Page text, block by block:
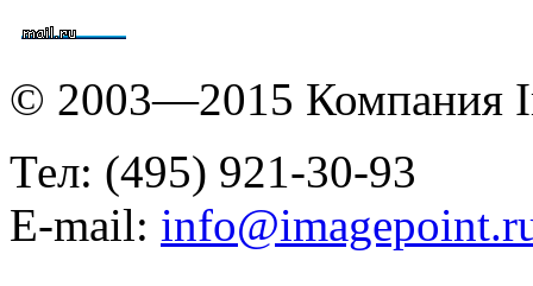
© 2003—2015 Компания
Тел: (495) 921-30-93
E-mail: